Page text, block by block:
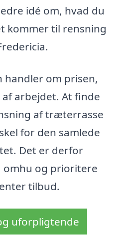
idé om, hvad du
kommer til rensning
handler om prisen,
arbejdet. At finde
af træterrasse
for den samlede
Det er derfor
og prioritere
tilbud.
uforpligtende